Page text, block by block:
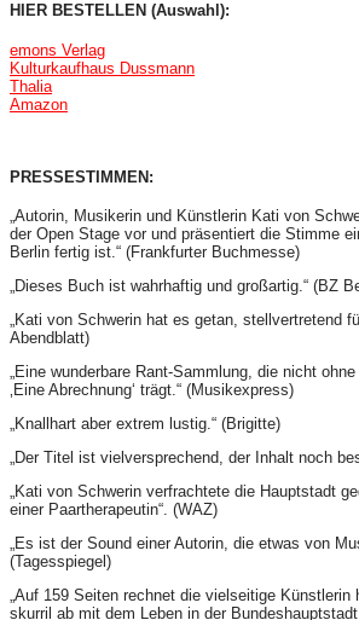
HIER BESTELLEN (Auswahl):
emons Verlag
Kulturkaufhaus Dussmann
Thalia
Amazon
PRESSESTIMMEN:
„Autorin, Musikerin und Künstlerin Kati von
der Open Stage vor und präsentiert die Stimme
Berlin fertig ist.“ (Frankfurter Buchmesse)
„Dieses Buch ist wahrhaftig und großartig.“ (BZ
„Kati von Schwerin hat es getan, stellvertretend
Abendblatt)
„Eine wunderbare Rant-Sammlung, die nicht
‚Eine Abrechnung‘ trägt.“ (Musikexpress)
„Knallhart aber extrem lustig.“ (Brigitte)
„Der Titel ist vielversprechend, der Inhalt noch
„Kati von Schwerin verfrachtete die Hauptstadt
einer Paartherapeutin“. (WAZ)
„Es ist der Sound einer Autorin, die etwas von
(Tagesspiegel)
„Auf 159 Seiten rechnet die vielseitige Künstlerin
skurril ab mit dem Leben in der